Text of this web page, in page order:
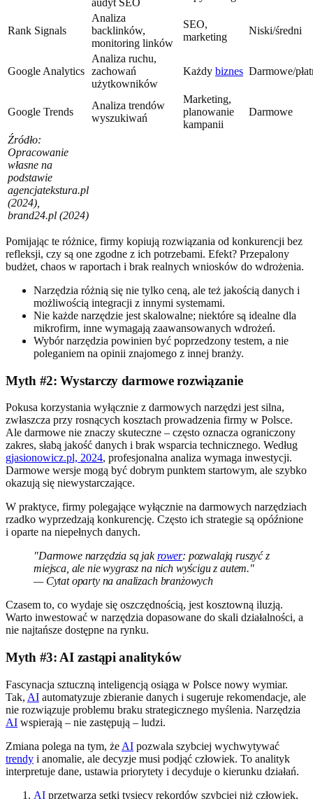
Rank Signals
Analiza
backlinków,
monitoring linków
SEO,
marketing
Niski/średni
Google Analytics
Analiza ruchu,
zachowań
użytkowników
Każdy biznes Darmowe/
Google Trends
Analiza trendów
wyszukiwań
Marketing,
planowanie
kampanii
Darmowe
Źródło:
Opracowanie
własne na
podstawie
agencjatekstura.pl
(2024),
brand24.pl (2024)
Pomijając te różnice, firmy kopiują rozwiązania od konkurencji bez
refleksji, czy są one zgodne z ich potrzebami. Efekt? Przepalony
budżet, chaos w raportach i brak realnych wniosków do wdrożenia.
Narzędzia różnią się nie tylko ceną, ale też jakością danych i
możliwością integracji z innymi systemami.
Nie każde narzędzie jest skalowalne; niektóre są idealne dla
mikrofirm, inne wymagają zaawansowanych wdrożeń.
Wybór narzędzia powinien być poprzedzony testem, a nie
poleganiem na opinii znajomego z innej branży.
Myth #2: Wystarczy darmowe rozwiązanie
Pokusa korzystania wyłącznie z darmowych narzędzi jest silna,
zwłaszcza przy rosnących kosztach prowadzenia firmy w Polsce.
Ale darmowe nie znaczy skuteczne – często oznacza ograniczony
zakres, słabą jakość danych i brak wsparcia technicznego. Według
gjasionowicz.pl, 2024, profesjonalna analiza wymaga inwestycji.
Darmowe wersje mogą być dobrym punktem startowym, ale szybko
okazują się niewystarczające.
W praktyce, firmy polegające wyłącznie na darmowych narzędziach
rzadko wyprzedzają konkurencję. Często ich strategie są opóźnione
i oparte na niepełnych danych.
"Darmowe narzędzia są jakrower: pozwalają ruszyć z
miejsca, ale nie wygrasz na nich wyścigu z autem."
— Cytat oparty na analizach branżowych
Czasem to, co wydaje się oszczędnością, jest kosztowną iluzją.
Warto inwestować w narzędzia dopasowane do skali działalności, a
nie najtańsze dostępne na rynku.
Myth #3: AI zastąpi analityków
Fascynacja sztuczną inteligencją osiąga w Polsce nowy wymiar.
Tak, AI automatyzuje zbieranie danych i sugeruje rekomendacje, ale
nie rozwiązuje problemu braku strategicznego myślenia. Narzędzia
AI wspierają – nie zastępują – ludzi.
Zmiana polega na tym, że AI pozwala szybciej wychwytywać
trendy i anomalie, ale decyzje musi podjąć człowiek. To analityk
interpretuje dane, ustawia priorytety i decyduje o kierunku działań.
AI przetwarza setki tysięcy rekordów szybciej niż człowiek,